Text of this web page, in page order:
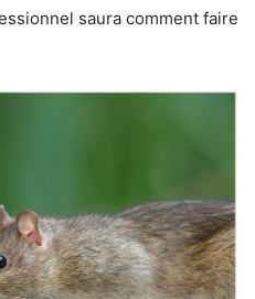
saura comment faire